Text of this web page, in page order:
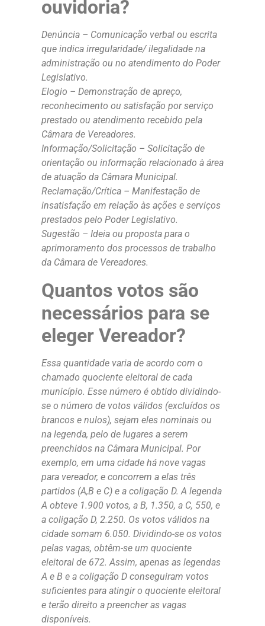
ouvidoria?
Denúncia – Comunicação verbal ou escrita
que indica irregularidade/ ilegalidade na
administração ou no atendimento do Poder
Legislativo.
Elogio – Demonstração de apreço,
reconhecimento ou satisfação por serviço
prestado ou atendimento recebido pela
Câmara de Vereadores.
Informação/Solicitação – Solicitação de
orientação ou informação relacionado à área
de atuação da Câmara Municipal.
Reclamação/Crítica – Manifestação de
insatisfação em relação às ações e serviços
prestados pelo Poder Legislativo.
Sugestão – Ideia ou proposta para o
aprimoramento dos processos de trabalho
da Câmara de Vereadores.
Quantos votos são
necessários para se
eleger Vereador?
Essa quantidade varia de acordo com o
chamado quociente eleitoral de cada
município. Esse número é obtido dividindo-
se o número de votos válidos (excluídos os
brancos e nulos), sejam eles nominais ou
na legenda, pelo de lugares a serem
preenchidos na Câmara Municipal. Por
exemplo, em uma cidade há nove vagas
para vereador, e concorrem a elas três
partidos (A,B e C) e a coligação D. A legenda
A obteve 1.900 votos, a B, 1.350, a C, 550, e
a coligação D, 2.250. Os votos válidos na
cidade somam 6.050. Dividindo-se os votos
pelas vagas, obtêm-se um quociente
eleitoral de 672. Assim, apenas as legendas
A e B e a coligação D conseguiram votos
suficientes para atingir o quociente eleitoral
e terão direito a preencher as vagas
disponíveis.